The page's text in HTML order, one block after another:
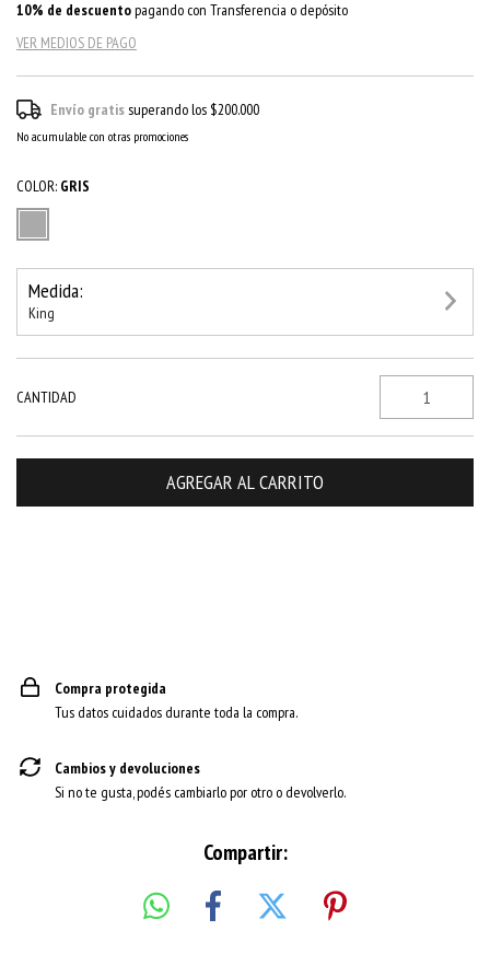
10% de descuentopagando con Transferencia o depósito
VER MEDIOS DE PAGO
Envío gratissuperando los $200.000
No acumulable con otras promociones
COLOR: GRIS
Medida:
King
CANTIDAD
Compra protegida
Tus datos cuidados durante toda la compra.
Cambios y devoluciones
Si no te gusta, podés cambiarlo por otro o devolverlo.
Compartir: